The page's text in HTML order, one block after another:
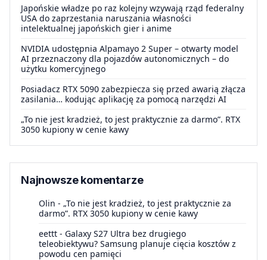
Japońskie władze po raz kolejny wzywają rząd federalny
USA do zaprzestania naruszania własności
intelektualnej japońskich gier i anime
NVIDIA udostępnia Alpamayo 2 Super – otwarty model
AI przeznaczony dla pojazdów autonomicznych – do
użytku komercyjnego
Posiadacz RTX 5090 zabezpiecza się przed awarią złącza
zasilania… kodując aplikację za pomocą narzędzi AI
„To nie jest kradzież, to jest praktycznie za darmo”. RTX
3050 kupiony w cenie kawy
Najnowsze komentarze
Olin - „To nie jest kradzież, to jest praktycznie za
darmo”. RTX 3050 kupiony w cenie kawy
eettt - Galaxy S27 Ultra bez drugiego
teleobiektywu? Samsung planuje cięcia kosztów z
powodu cen pamięci